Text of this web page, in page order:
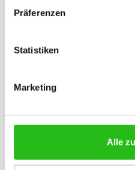
Präferenzen
Statistiken
Marketing
Alle
Bleiben Sie auf dem